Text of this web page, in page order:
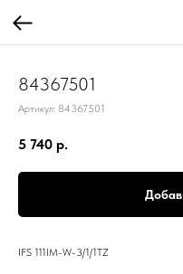
84367501
Артикул: 84367501
5 740 р.
IFS 111IM-W-3/1/1TZ